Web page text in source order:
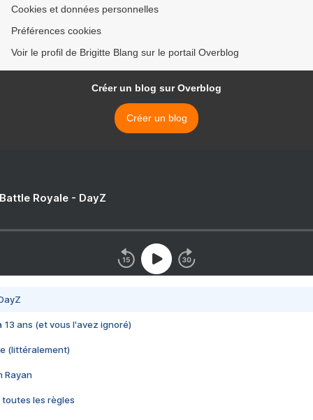
Cookies et données personnelles
Préférences cookies
Voir le profil de Brigitte Blang sur le portail Overblog
Créer un blog sur Overblog
Créer un blog
Royale - DayZ
13 ans (et vous l'avez ignoré)
(littéralement)
Rayan
toutes les règles